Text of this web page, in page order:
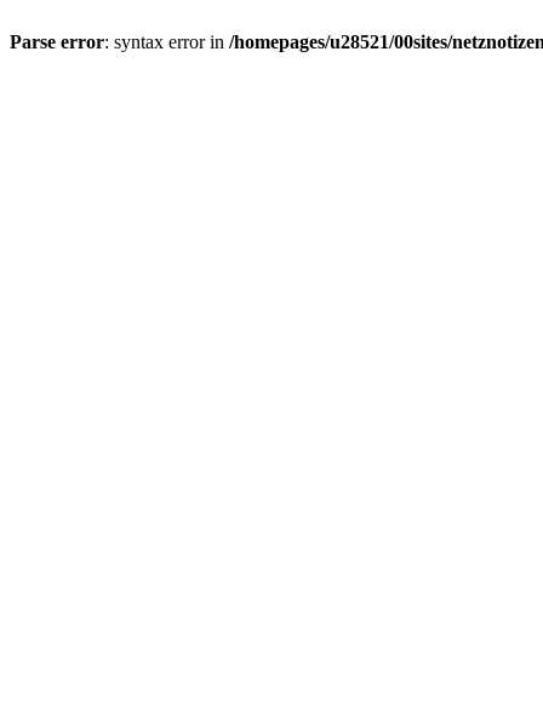
Parse error: syntax error in /homepages/u28521/00sites/